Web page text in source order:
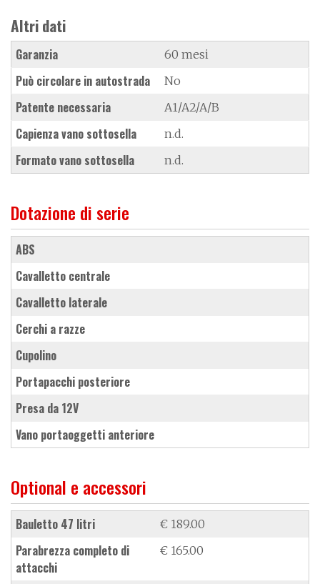
Altri dati
Garanzia 60 mesi
Può circolare in autostrada No
Patente necessaria A1/A2/A/B
Capienza vano sottosella n.d.
Formato vano sottosella n.d.
Dotazione di serie
ABS
cavalletto centrale
cavalletto laterale
cerchi a razze
cupolino
portapacchi posteriore
presa da 12V
vano portaoggetti anteriore
Optional e accessori
bauletto 47 litri € 189.00
parabrezza completo di
attacchi
€ 165.00